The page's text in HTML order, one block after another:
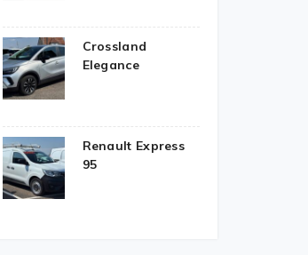
Crossland
Elegance
Renault Express
95